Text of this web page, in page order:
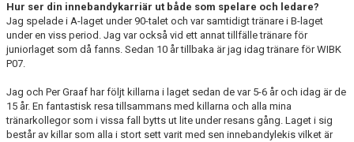
Hur ser din innebandykarriär ut både som spelare och ledare?
Jag spelade i A-laget under 90-talet och var samtidigt tränare i B-laget
under en viss period. Jag var också vid ett annat tillfälle tränare för
juniorlaget som då fanns. Sedan 10 år tillbaka är jag idag tränare för WIBK
P07.
Jag och Per Graaf har följt killarna i laget sedan de var 5-6 år och idag är de
15 år. En fantastisk resa tillsammans med killarna och alla mina
tränarkollegor som i vissa fall bytts ut lite under resans gång. Laget i sig
består av killar som alla i stort sett varit med sen innebandylekis vilket är